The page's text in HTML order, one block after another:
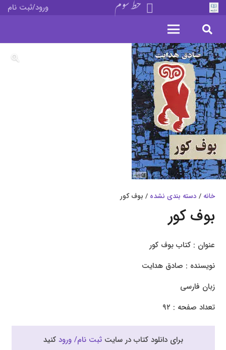
خط سوم ورود/ثبت نام
خانه / دسته بندی نشده / بوف کور
بوف کور
عنوان : کتاب بوف کور
نویسنده : صادق هدایت
زبان فارسی
تعداد صفحه : ۹۲
برای دانلود کتاب در سایتثبت نام/ ورود کنید